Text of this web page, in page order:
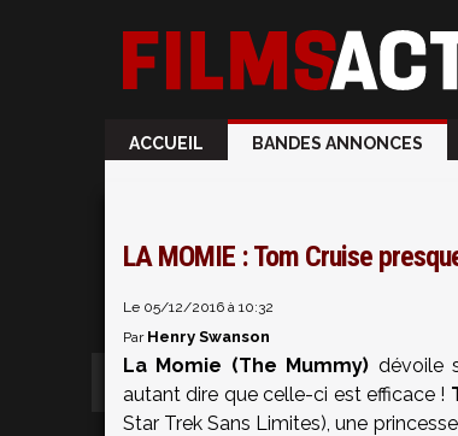
ACCUEIL BANDES ANNONCES
LA MOMIE : Tom Cruise
Le 05/12/2016 à 10:32
Par Henry Swanson
La Momie (The Mummy) dévoile
autant dire que celle-ci est efficace !
Star Trek Sans Limites), une